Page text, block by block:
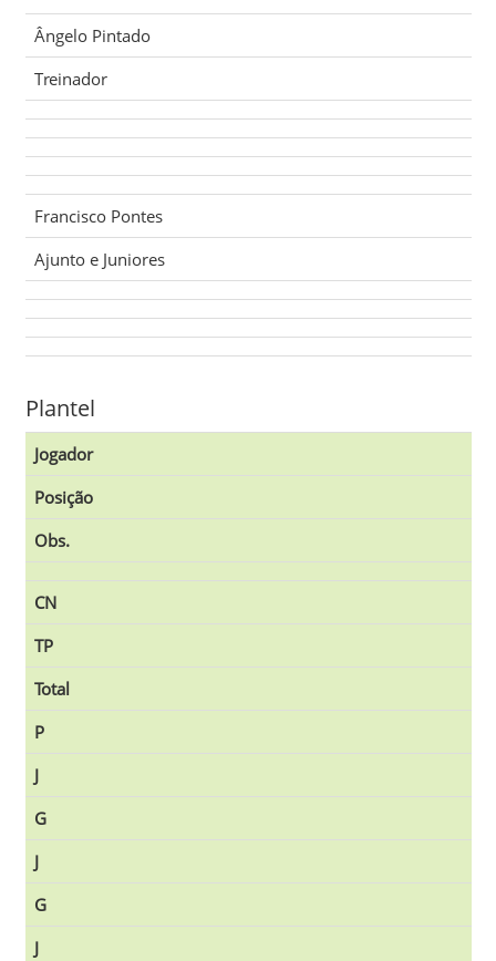
Ângelo Pintado
Treinador
Francisco Pontes
Ajunto e Juniores
Plantel
Jogador
Posição
Obs.
CN
TP
Total
P
J
G
J
G
J